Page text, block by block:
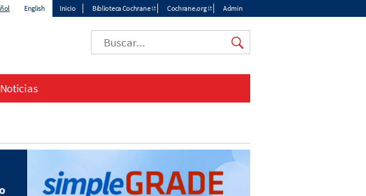
English Inicio Biblioteca Cochrane Cochrane.org Admin
Noticias